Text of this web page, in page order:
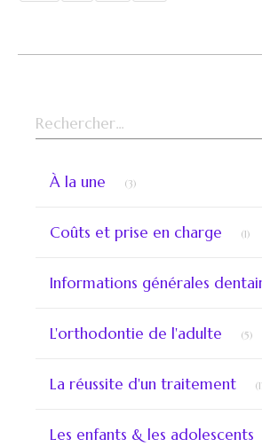
Rechercher
À la une (3)
Coûts et prise en charge (1)
Informations générales
L'orthodontie de l'adulte (5)
La réussite d'un traitement
Les enfants & les adolescents